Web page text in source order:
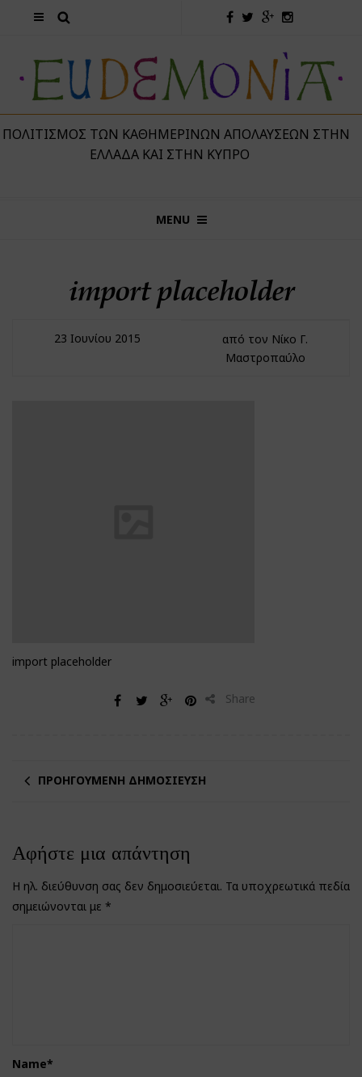
ΤΩΝ ΚΑΘΗΜΕΡΙΝΏΝ ΑΠΟΛΑΎΣΕΩΝ ΣΤΗΝ
ΕΛΛΆΔΑ ΚΑΙ ΣΤΗΝ ΚΎΠΡΟ
MENU
import placeholder
23 Ιουνίου 2015
από τον Νίκο Γ.
Μαστροπαύλο
import placeholder
Share
ΠΡΟΗΓΟΎΜΕΝΗ ΔΗΜΟΣΊΕΥΣΗ
Αφήστε μια απάντηση
Η ηλ. διεύθυνση σας δεν δημοσιεύεται. Τα υποχρεωτικά πεδία
σημειώνονται με *
Name*